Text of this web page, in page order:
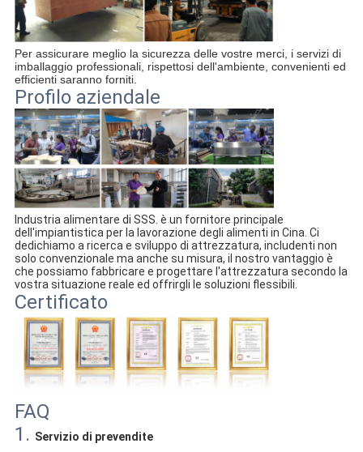
Per assicurare meglio la sicurezza delle vostre merci, i servizi di
imballaggio professionali, rispettosi dell'ambiente, convenienti ed
efficienti saranno forniti.
Profilo aziendale
Industria alimentare di SSS. è un fornitore principale
dell'impiantistica per la lavorazione degli alimenti in Cina. Ci
dedichiamo a ricerca e sviluppo di attrezzatura, includenti non
solo convenzionale ma anche su misura, il nostro vantaggio è
che possiamo fabbricare e progettare l'attrezzatura secondo la
vostra situazione reale ed offrirgli le soluzioni flessibili.
Certificato
FAQ
1. Servizio di prevendite